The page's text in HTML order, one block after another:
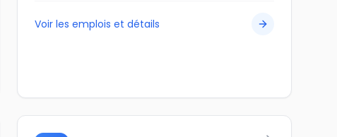
Voir les emplois et détails